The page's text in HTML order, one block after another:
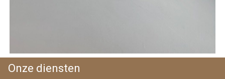
Onze diensten